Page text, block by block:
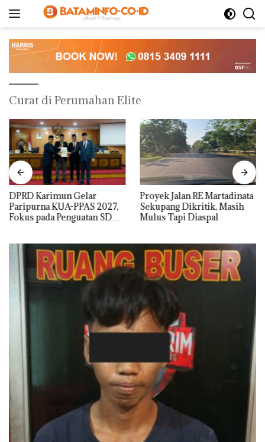
Curat di Perumahan Elite
DPRD Karimun Gelar
Paripurna KUA-PPAS 2027,
Fokus pada Penguatan SDM,
Proyek Jalan RE Martadinata
Sekupang Dikritik, Masih
Mulus Tapi Diaspal